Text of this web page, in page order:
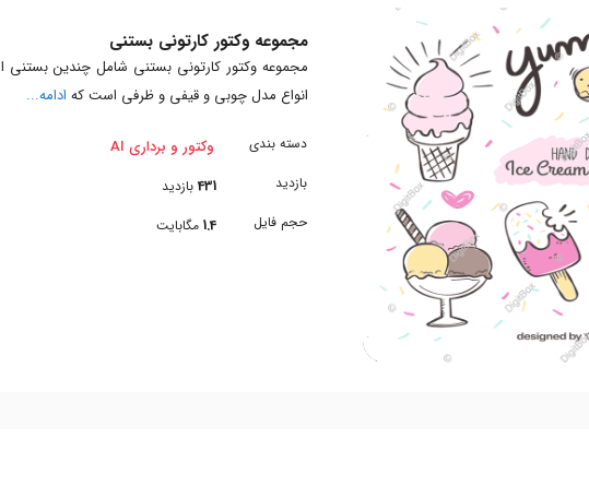
مجموعه وکتور کارتونی بستنی
مجموعه وکتور کارتونی بستنی شامل چندین بستنی
انواع مدل چوبی و قیفی و ظرفی است که ادامه...
دسته بندی
بازدید
حجم فایل
وکتور و برداری AI
431 بازدید
1.4 مگابایت